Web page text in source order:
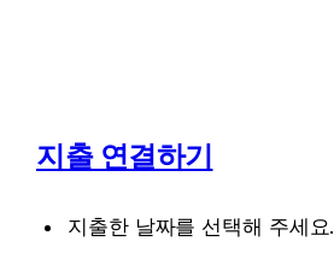
지출 연결하기
지출한 날짜를 선택해 주세요.